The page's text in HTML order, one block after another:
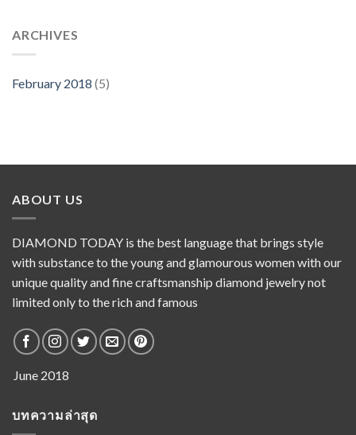
ARCHIVES
February 2018 (5)
ABOUT US
DIAMOND TODAY is the best language that brings style
with substance to the young and glamourous women with our
unique quality and fine craftsmanship diamond jewelry not
limited only to the rich and famous
บทความล่าสุด